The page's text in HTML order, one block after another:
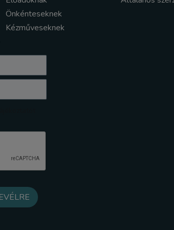
Önkénteseknek
Kézműveseknek